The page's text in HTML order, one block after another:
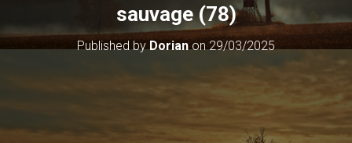
sauvage (78)
Published byDorianon29/03/2025